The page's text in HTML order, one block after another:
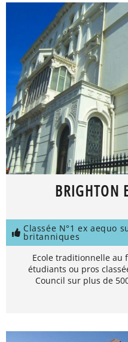
BRIGHTON
Classée N°1 ex aequo
britanniques
Ecole traditionnelle au
étudiants ou pros
Council sur plus de